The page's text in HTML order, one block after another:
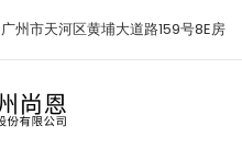
广州市天河区黄埔大道路159号8E房